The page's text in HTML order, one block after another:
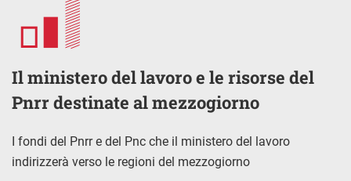
Il ministero del lavoro e le risorse del
Pnrr destinate al mezzogiorno
I fondi del Pnrr e del Pnc che il ministero del lavoro
indirizzerà verso le regioni del mezzogiorno